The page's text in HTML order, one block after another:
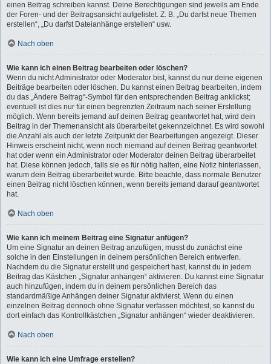
einen Beitrag schreiben kannst. Deine Berechtigungen sind jeweils am Ende
der Foren- und der Beitragsansicht aufgelistet. Z. B. „Du darfst neue Themen
erstellen“, „Du darfst Dateianhänge erstellen“ usw.
Nach oben
Wie kann ich einen Beitrag bearbeiten oder löschen?
Wenn du nicht Administrator oder Moderator bist, kannst du nur deine eigenen
Beiträge bearbeiten oder löschen. Du kannst einen Beitrag bearbeiten, indem
du das „Ändere Beitrag“-Symbol für den entsprechenden Beitrag anklickst;
eventuell ist dies nur für einen begrenzten Zeitraum nach seiner Erstellung
möglich. Wenn bereits jemand auf deinen Beitrag geantwortet hat, wird dein
Beitrag in der Themenansicht als überarbeitet gekennzeichnet. Es wird sowohl
die Anzahl als auch der letzte Zeitpunkt der Bearbeitungen angezeigt. Dieser
Hinweis erscheint nicht, wenn noch niemand auf deinen Beitrag geantwortet
hat oder wenn ein Administrator oder Moderator deinen Beitrag überarbeitet
hat. Diese können jedoch, falls sie es für nötig halten, eine Notiz hinterlassen,
warum dein Beitrag überarbeitet wurde. Bitte beachte, dass normale Benutzer
einen Beitrag nicht löschen können, wenn bereits jemand darauf geantwortet
hat.
Nach oben
Wie kann ich meinem Beitrag eine Signatur anfügen?
Um eine Signatur an deinen Beitrag anzufügen, musst du zunächst eine
solche in den Einstellungen in deinem persönlichen Bereich entwerfen.
Nachdem du die Signatur erstellt und gespeichert hast, kannst du in jedem
Beitrag das Kästchen „Signatur anhängen“ aktivieren. Du kannst eine Signatur
auch hinzufügen, indem du in deinem persönlichen Bereich das
standardmäßige Anhängen deiner Signatur aktivierst. Wenn du einen
einzelnen Beitrag dennoch ohne Signatur verfassen möchtest, so kannst du
dort einfach das Kontrollkästchen „Signatur anhängen“ wieder deaktivieren.
Nach oben
Wie kann ich eine Umfrage erstellen?